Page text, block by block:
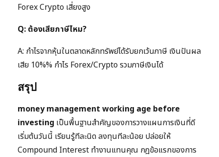
Forex Crypto เสี่ยงสูง
Q: ต้องเสียภาษีไหม?
A: กำไรจากหุ้นในตลาดหลักทรัพย์ได้รับยกเว้นภาษี เงินปันผล
เสีย 10%% กำไร Forex/Crypto รวมภาษีเงินได้
สรุป
money management working age before
investing เป็นพื้นฐานสำคัญของการวางแผนการเงินที่ดี
เริ่มต้นวันนี้ เรียนรู้ทีละนิด ลงทุนทีละน้อย ปล่อยให้
Compound Interest ทำงานแทนคุณ กฎข้อแรกของการ